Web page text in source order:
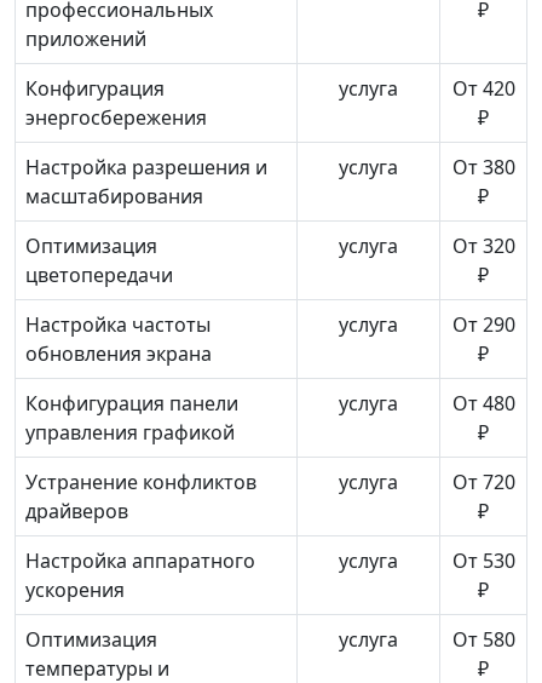
профессиональных
приложений
₽
Конфигурация
энергосбережения
услуга
От 420
₽
Настройка разрешения и
масштабирования
услуга
От 380
₽
Оптимизация
цветопередачи
услуга
От 320
₽
Настройка частоты
обновления экрана
услуга
От 290
₽
Конфигурация панели
управления графикой
услуга
От 480
₽
Устранение конфликтов
драйверов
услуга
От 720
₽
Настройка аппаратного
ускорения
услуга
От 530
₽
Оптимизация
температуры и
услуга
От 580
₽